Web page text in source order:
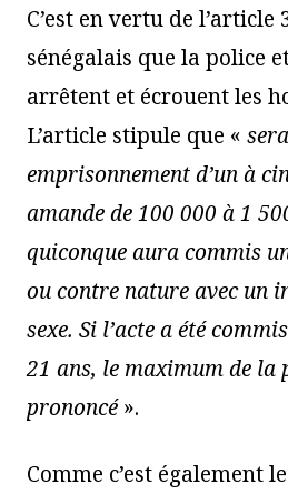
C’est en vertu de l’article
sénégalais que la police
arrêtent et écrouent les
L’article stipule que «
emprisonnement d’un à
amande de 100 000 à 1
quiconque aura commis
ou contre nature avec un
sexe. Si l’acte a été
21 ans, le maximum de la
prononcé».
Comme c’est également